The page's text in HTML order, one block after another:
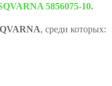
5856075-10.
, среди которых: